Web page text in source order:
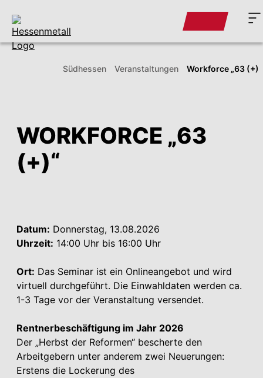
WORKFORCE „63
(+)“
Datum: Donnerstag, 13.08.2026
Uhrzeit: 14:00 Uhr bis 16:00 Uhr
Ort: Das Seminar ist ein Onlineangebot und wird
virtuell durchgeführt. Die Einwahldaten werden ca.
1-3 Tage vor der Veranstaltung versendet.
Rentnerbeschäftigung im Jahr 2026
Der „Herbst der Reformen“ bescherte den
Arbeitgebern unter anderem zwei Neuerungen:
Erstens die Lockerung des
Südhessen Veranstaltungen Workforce „63 (+)“